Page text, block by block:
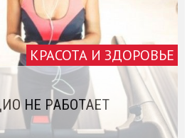
КРАСОТА И ЗДОРОВЬЕ
НЕ РАБОТАЕТ